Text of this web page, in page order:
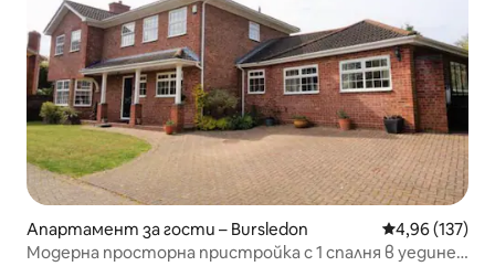
Апартамент за гости – Bursledon Средна
4,96 (137)
Модерна просторна пристройка с 1 спалня в уединен